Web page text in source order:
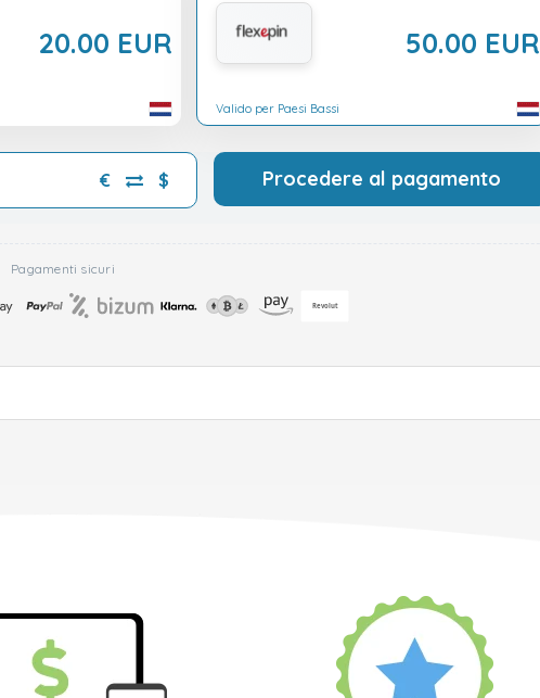
20.00 EUR 50.00 EUR
Valido per Paesi Bassi
€ $ Procedere al pagamento
Pagamenti sicuri